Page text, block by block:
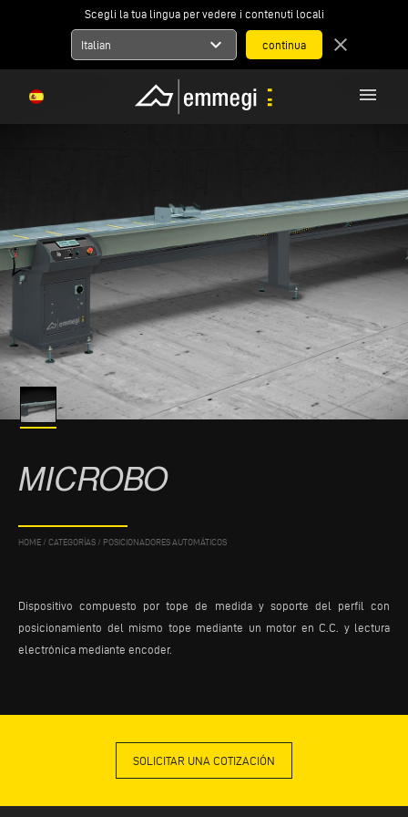
Scegli la tua lingua per vedere i contenuti locali
Italian expand_more close
menu
MICROBO
HOME / CATEGORÍAS / POSICIONADORES AUTOMÁTICOS
Dispositivo compuesto por tope de medida y soporte del perfil con
posicionamiento del mismo tope mediante un motor en C.C. y lectura
electrónica mediante encoder.
SOLICITAR UNA COTIZACIÓN